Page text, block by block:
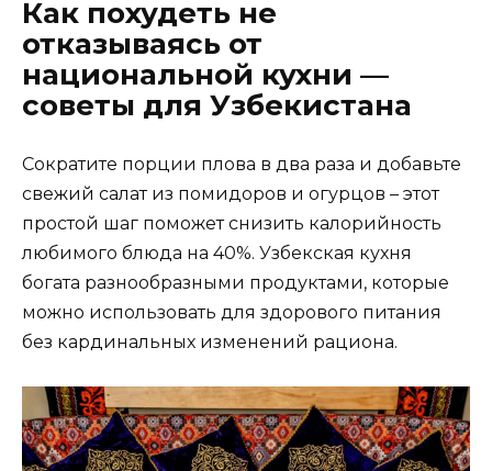
Как похудеть не
отказываясь от
национальной кухни —
советы для Узбекистана
Сократите порции плова в два раза и добавьте
свежий салат из помидоров и огурцов – этот
простой шаг поможет снизить калорийность
любимого блюда на 40%. Узбекская кухня
богата разнообразными продуктами, которые
можно использовать для здорового питания
без кардинальных изменений рациона.